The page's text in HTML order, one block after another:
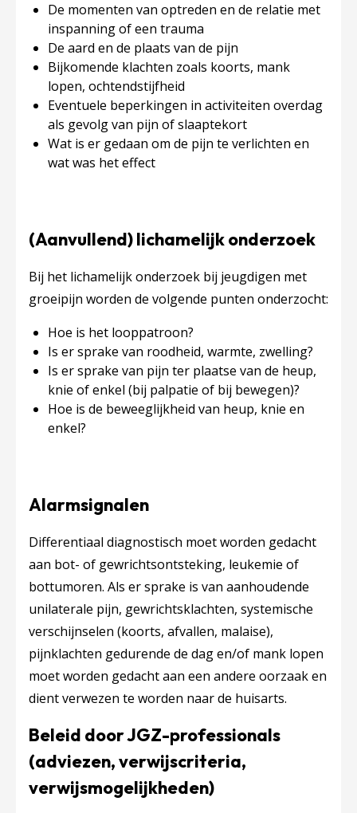
De momenten van optreden en de relatie met
inspanning of een trauma
De aard en de plaats van de pijn
Bijkomende klachten zoals koorts, mank
lopen, ochtendstijfheid
Eventuele beperkingen in activiteiten overdag
als gevolg van pijn of slaaptekort
Wat is er gedaan om de pijn te verlichten en
wat was het effect
(Aanvullend) lichamelijk onderzoek
Bij het lichamelijk onderzoek bij jeugdigen met
groeipijn worden de volgende punten onderzocht:
Hoe is het looppatroon?
Is er sprake van roodheid, warmte, zwelling?
Is er sprake van pijn ter plaatse van de heup,
knie of enkel (bij palpatie of bij bewegen)?
Hoe is de beweeglijkheid van heup, knie en
enkel?
Alarmsignalen
Differentiaal diagnostisch moet worden gedacht
aan bot- of gewrichtsontsteking, leukemie of
bottumoren. Als er sprake is van aanhoudende
unilaterale pijn, gewrichtsklachten, systemische
verschijnselen (koorts, afvallen, malaise),
pijnklachten gedurende de dag en/of mank lopen
moet worden gedacht aan een andere oorzaak en
dient verwezen te worden naar de huisarts.
Beleid door JGZ-professionals
(adviezen, verwijscriteria,
verwijsmogelijkheden)